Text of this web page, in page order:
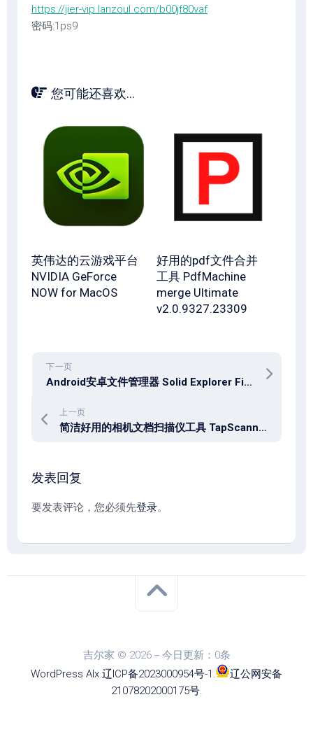
https://jier-vip.lanzoul.com/b00jf80vaf
密码:1ps9
您可能还喜欢...
英伟达的云游戏平台
NVIDIA GeForce
NOW for MacOS
好用的pdf文件合并
工具 PdfMachine
merge Ultimate
v2.0.9327.23309
下一页
Android安卓文件管理器 Solid Explorer File Manager v3.5.12
上一页
简洁好用的相机文档扫描仪工具 TapScanner Premium v3.1.10 专业版 + 汉化版
发表回复
要发表评论，您必须先登录。
吉尔家 © 2026－今日更新：0条
WordPress Alx.辽ICP备2023000954号-1 .
辽公网安备
21078202000175号.